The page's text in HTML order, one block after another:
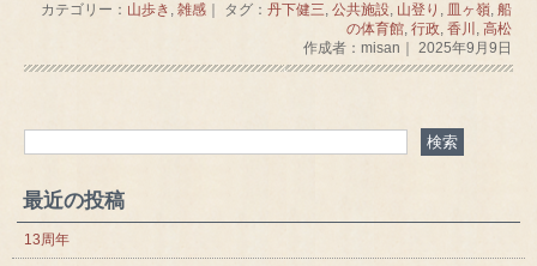
カテゴリー： 山歩き , 雑感｜ タグ： 丹下健三, 公共施設, 山登り , 皿ヶ嶺, 船
の体育館, 行政, 香川 , 高松
作成者：misan｜ 2025年9月9日
最近の投稿
13周年